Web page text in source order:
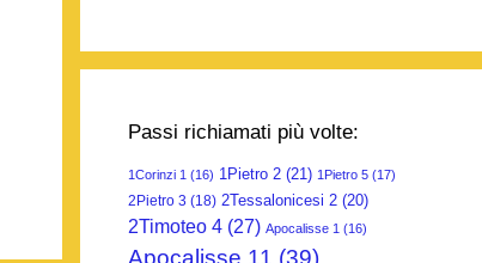
Passi richiamati più volte:
1Corinzi 1 (16) 1Pietro 2 (21) 1Pietro 5 (17)
2Pietro 3 (18) 2Tessalonicesi 2 (20)
2Timoteo 4 (27) Apocalisse 1 (16)
Apocalisse 11 (39)